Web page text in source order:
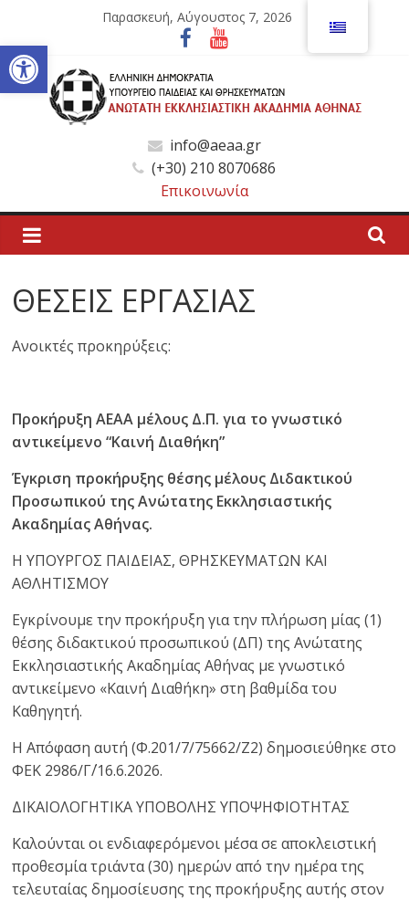
Ανοίξτε τη γραμμή εργαλείων
περιεχόμενο
Παρασκευή, Αύγουστος 7, 2026
Ανώτατη
Εκκλησιαστική
Ακαδημία
Αθηνών
Ανώτατη
Εκκλησιαστική
info@aeaa.gr
(+30) 210 8070686
Επικοινωνία
ΘΕΣΕΙΣ ΕΡΓΑΣΙΑΣ
Ανοικτές προκηρύξεις:
Προκήρυξη ΑΕΑΑ μέλους Δ.Π. για το γνωστικό
αντικείμενο “Καινή Διαθήκη”
Έγκριση προκήρυξης θέσης μέλους Διδακτικού
Προσωπικού της Ανώτατης Εκκλησιαστικής
Ακαδημίας Αθήνας.
Η ΥΠΟΥΡΓΟΣ ΠΑΙΔΕΙΑΣ, ΘΡΗΣΚΕΥΜΑΤΩΝ ΚΑΙ
ΑΘΛΗΤΙΣΜΟΥ
Εγκρίνουμε την προκήρυξη για την πλήρωση μίας (1)
θέσης διδακτικού προσωπικού (ΔΠ) της Ανώτατης
Εκκλησιαστικής Ακαδημίας Αθήνας με γνωστικό
αντικείμενο «Καινή Διαθήκη» στη βαθμίδα του
Καθηγητή.
Η Απόφαση αυτή (Φ.201/7/75662/Ζ2) δημοσιεύθηκε στο
ΦΕΚ 2986/Γ΄/16.6.2026.
ΔΙΚΑΙΟΛΟΓΗΤΙΚΑ ΥΠΟΒΟΛΗΣ ΥΠΟΨΗΦΙΟΤΗΤΑΣ
Καλούνται οι ενδιαφερόμενοι μέσα σε αποκλειστική
προθεσμία τριάντα (30) ημερών από την ημέρα της
τελευταίας δημοσίευσης της προκήρυξης αυτής στον